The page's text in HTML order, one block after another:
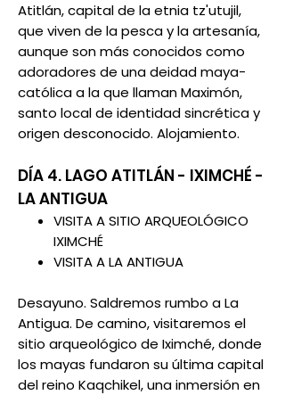
Atitlán, capital de la etnia tz'utujil,
que viven de la pesca y la artesanía,
aunque son más conocidos como
adoradores de una deidad maya-
católica a la que llaman Maximón,
santo local de identidad sincrética y
origen desconocido. Alojamiento.
DÍA 4. LAGO ATITLÁN - IXIMCHÉ -
LA ANTIGUA
VISITA A SITIO ARQUEOLÓGICO
IXIMCHÉ
VISITA A LA ANTIGUA
Desayuno. Saldremos rumbo a La
Antigua. De camino, visitaremos el
sitio arqueológico de Iximché, donde
los mayas fundaron su última capital
del reino Kaqchikel, una inmersión en